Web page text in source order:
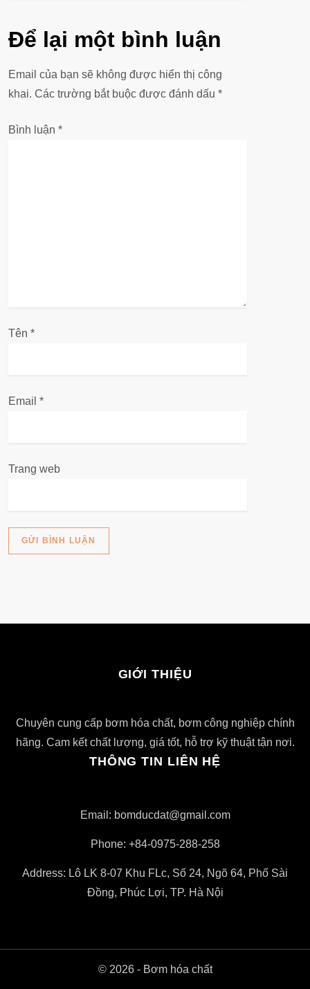
h
ư
n
Để lại một bình luận
Email của bạn sẽ không được hiển thị công
khai. Các trường bắt buộc được đánh dấu *
Bình luận *
Tên *
Email *
Trang web
GIỚI THIỆU
Chuyên cung cấp bơm hóa chất, bơm công nghiệp chính
hãng. Cam kết chất lượng, giá tốt, hỗ trợ kỹ thuật tận nơi.
THÔNG TIN LIÊN HỆ
Email: bomducdat@gmail.com
Phone: +84-0975-288-258
Address: Lô LK 8-07 Khu FLc, Số 24, Ngõ 64, Phố Sài
Đồng, Phúc Lợi, TP. Hà Nội
© 2026 - Bơm hóa chất